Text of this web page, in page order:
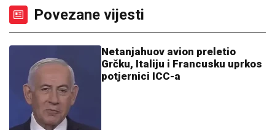
Povezane vijesti
Netanjahuov avion preletio
Grčku, Italiju i Francusku uprkos
potjernici ICC-a